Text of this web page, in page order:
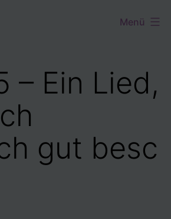
Menü
– Ein Lied,
gut besc